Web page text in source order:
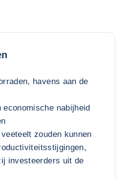
havens aan de
economische nabijheid
zouden kunnen
investeerders uit de